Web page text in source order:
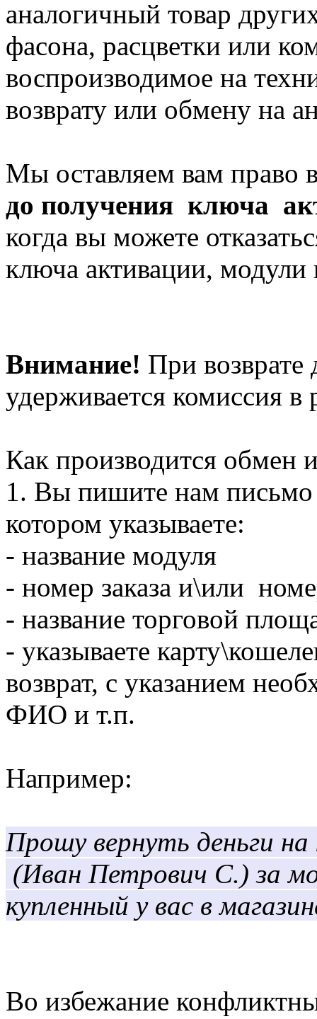
аналогичный товар
фасона, расцветки или
воспроизводимое на
возврату или обмену на
Мы оставляем вам право
до получения ключа
когда вы можете
ключа активации, модули
Внимание! При возврате
удерживается комиссия
Как производится обмен
1. Вы пишите нам письмо
котором указываете:
- название модуля
- номер заказа и\или
- название торговой
- указываете
возврат, с указанием
ФИО и т.п.
Например:
Прошу вернуть деньги
(Иван Петрович С.) за
купленный у вас в
Во избежание